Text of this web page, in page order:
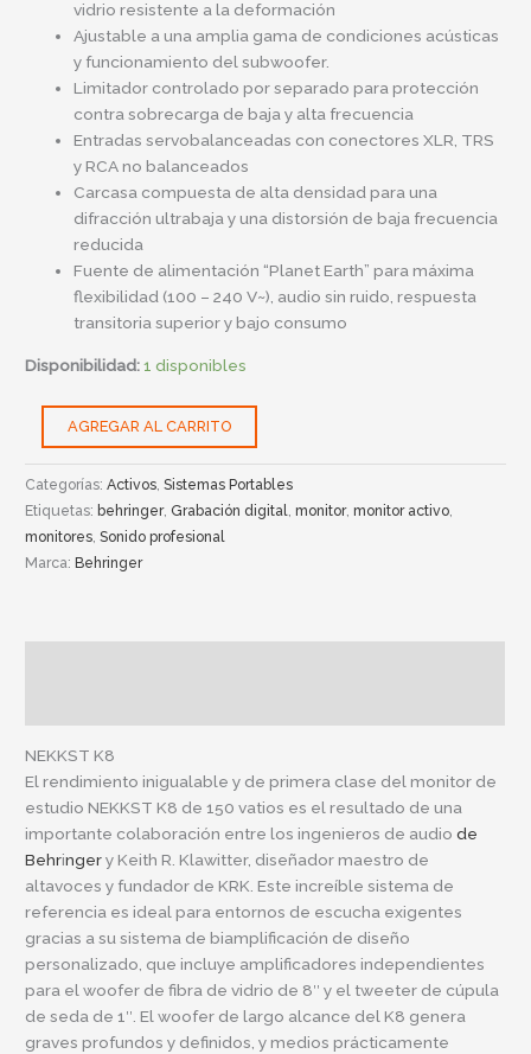
vidrio resistente a la deformación
Ajustable a una amplia gama de condiciones acústicas
y funcionamiento del subwoofer.
Limitador controlado por separado para protección
contra sobrecarga de baja y alta frecuencia
Entradas servobalanceadas con conectores XLR, TRS
y RCA no balanceados
Carcasa compuesta de alta densidad para una
difracción ultrabaja y una distorsión de baja frecuencia
reducida
Fuente de alimentación “Planet Earth” para máxima
flexibilidad (100 – 240 V~), audio sin ruido, respuesta
transitoria superior y bajo consumo
Disponibilidad:1 disponibles
AGREGAR AL CARRITO
Categorías:Activos,Sistemas Portables
Etiquetas: behringer, Grabación digital,monitor,monitor activo,
monitores,Sonido profesional
Marca:Behringer
NEKKST K8
El rendimiento inigualable y de primera clase del monitor de
estudio NEKKST K8 de 150 vatios es el resultado de una
importante colaboración entre los ingenieros de audiode
Behringery Keith R. Klawitter, diseñador maestro de
altavoces y fundador de KRK. Este increíble sistema de
referencia es ideal para entornos de escucha exigentes
gracias a su sistema de biamplificación de diseño
personalizado, que incluye amplificadores independientes
para el woofer de fibra de vidrio de 8″ y el tweeter de cúpula
de seda de 1″. El woofer de largo alcance del K8 genera
graves profundos y definidos, y medios prácticamente